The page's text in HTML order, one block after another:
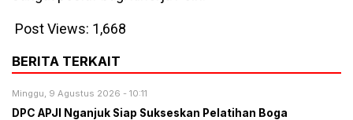
Post Views: 1,668
BERITA TERKAIT
Minggu, 9 Agustus 2026 - 10:11
DPC APJI Nganjuk Siap Sukseskan Pelatihan Boga